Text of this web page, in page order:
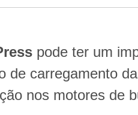
pode ter um
de carregamento
nos motores de